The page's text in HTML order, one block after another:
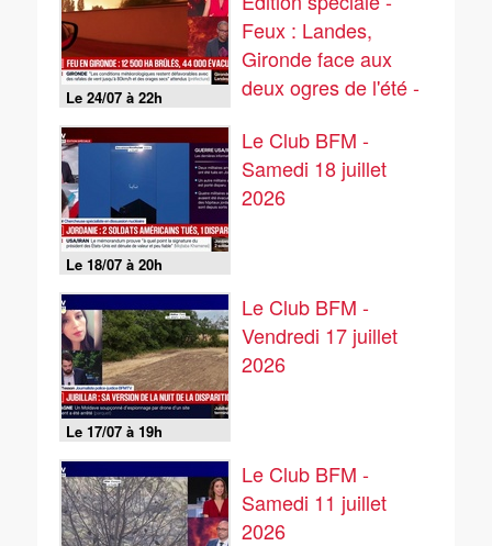
Le 24/07 à 22h
Feux : Landes,
Gironde face aux
deux ogres de l'été -
Le 18/07 à 20h
Le Club BFM -
Samedi 18 juillet
2026
Le 17/07 à 19h
Le Club BFM -
Vendredi 17 juillet
2026
Le Club BFM -
Samedi 11 juillet
2026